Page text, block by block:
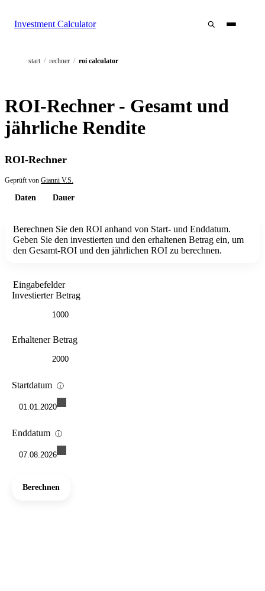
Investment Calculator
start / rechner / roi calculator
ROI-Rechner - Gesamt und
jährliche Rendite
ROI-Rechner
Geprüft von Gianni V.S.
Daten Dauer
Berechnen Sie den ROI anhand von Start- und Enddatum.
Geben Sie den investierten und den erhaltenen Betrag ein, um
den Gesamt-ROI und den jährlichen ROI zu berechnen.
Eingabefelder
Investierter Betrag
Erhaltener Betrag
Startdatum ⓘ
01.01.2020
Enddatum ⓘ
07.08.2026
Berechnen